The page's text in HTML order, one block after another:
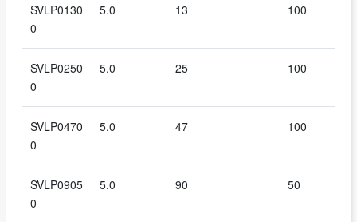
SVLP0130
0
5.0 13 100
SVLP0250
0
5.0 25 100
SVLP0470
0
5.0 47 100
SVLP0905
0
5.0 90 50